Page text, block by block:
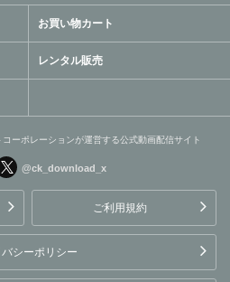
お買い物カート
レンタル販売
ーポレーションが運営する公式動画配信サイト
@ck_download_x
ご利用規約
シーポリシー